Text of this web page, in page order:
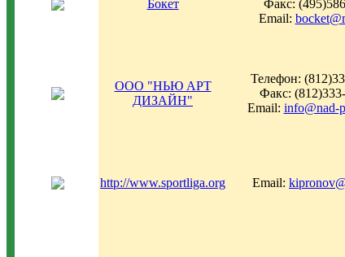
Бокет
Факс:
Email:
ООО "НЬЮ АРТ
ДИЗАЙН"
Телефон:
Факс:
Email: info@nad-
http://www.sportliga.org Email: